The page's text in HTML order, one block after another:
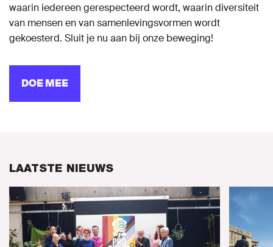
waarin iedereen gerespecteerd wordt, waarin diversiteit
van mensen en van samenlevingsvormen wordt
gekoesterd. Sluit je nu aan bij onze beweging!
DOE MEE
LAATSTE NIEUWS